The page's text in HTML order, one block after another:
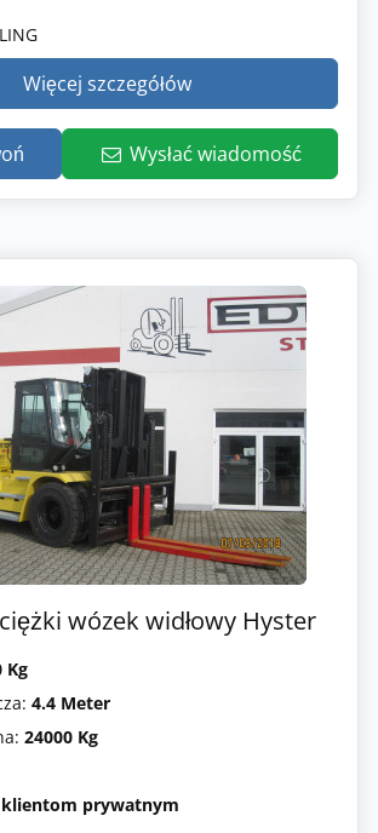
Więcej szczegółów
Wysłać wiadomość
wózek widłowy Hyster
Kg
4.4 Meter
24000 Kg
prywatnym